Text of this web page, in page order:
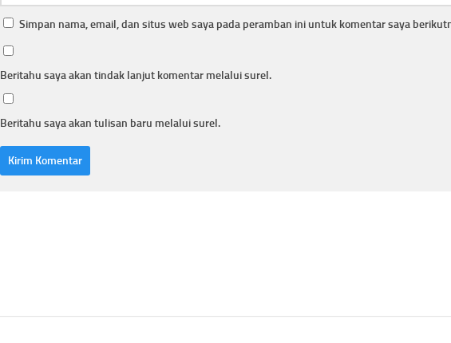
Simpan nama, email, dan situs web saya pada peramban ini untuk komentar saya
Beritahu saya akan tindak lanjut komentar melalui surel.
Beritahu saya akan tulisan baru melalui surel.